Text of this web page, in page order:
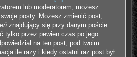
lub moderatorem, możesz
posty. Możesz zmienić post,
znajdujący się przy danym poście.
tylko przez pewien czas po jego
na ten post, pod twoim
ile razy i kiedy ostatni raz post był